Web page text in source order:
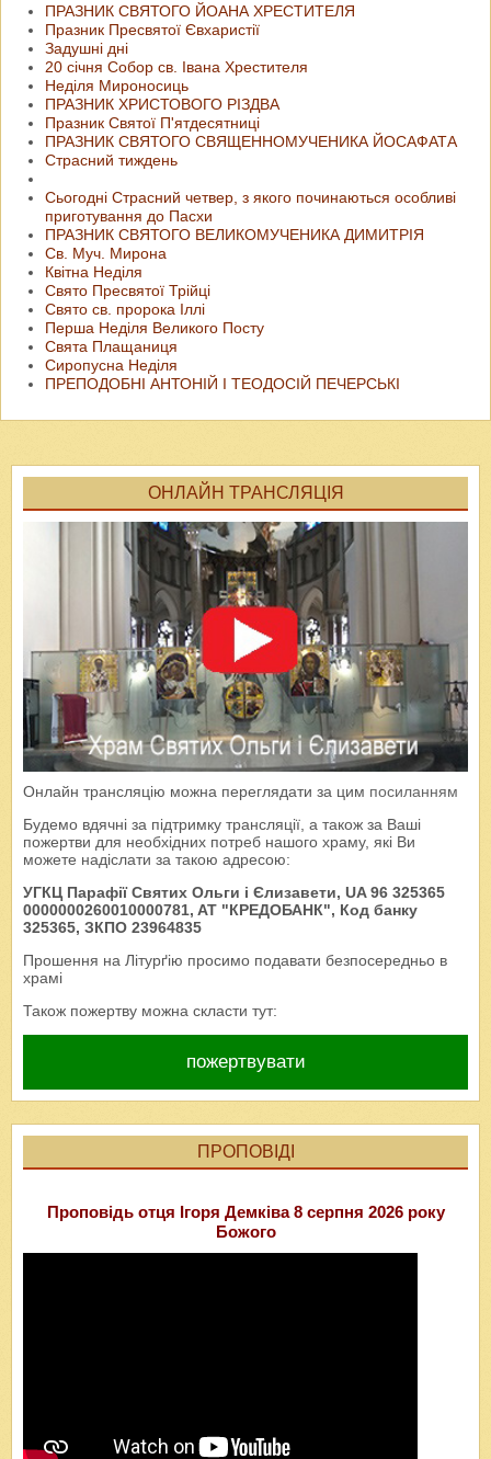
ПРАЗНИК СВЯТОГО ЙОАНА ХРЕСТИТЕЛЯ
Празник Пресвятої Євхаристії
Задушні дні
20 січня Собор св. Івана Хрестителя
Неділя Мироносиць
ПРАЗНИК ХРИСТОВОГО РІЗДВА
Празник Святої П'ятдесятниці
ПРАЗНИК СВЯТОГО СВЯЩЕННОМУЧЕНИКА ЙОСАФАТА
Страсний тиждень
Сьогодні Страсний четвер, з якого починаються особливі
приготування до Пасхи
ПРАЗНИК СВЯТОГО ВЕЛИКОМУЧЕНИКА ДИМИТРІЯ
Св. Муч. Мирона
Квітна Неділя
Свято Пресвятої Трійці
Свято св. пророка Іллі
Перша Неділя Великого Посту
Свята Плащаниця
Сиропусна Неділя
ПРЕПОДОБНІ АНТОНІЙ І ТЕОДОСІЙ ПЕЧЕРСЬКІ
ОНЛАЙН ТРАНСЛЯЦІЯ
Онлайн трансляцію можна переглядати за цим посиланням
Будемо вдячні за підтримку трансляції, а також за Ваші
пожертви для необхідних потреб нашого храму, які Ви
можете надіслати за такою адресою:
УГКЦ Парафії Святих Ольги і Єлизавети, UA 96 325365
0000000260010000781, AT "КРЕДОБАНК", Код банку
325365, ЗКПО 23964835
Прошення на Літурґію просимо подавати безпосередньо в
храмі
Також пожертву можна скласти тут:
пожертвувати
ПРОПОВІДІ
Проповідь отця Ігоря Демківа 8 серпня 2026 року
Божого